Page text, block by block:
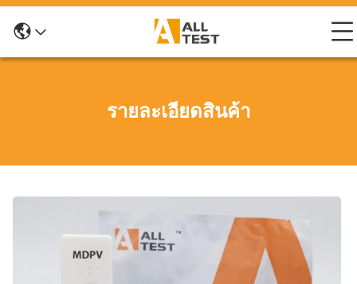
รายละเอียดสินค้า